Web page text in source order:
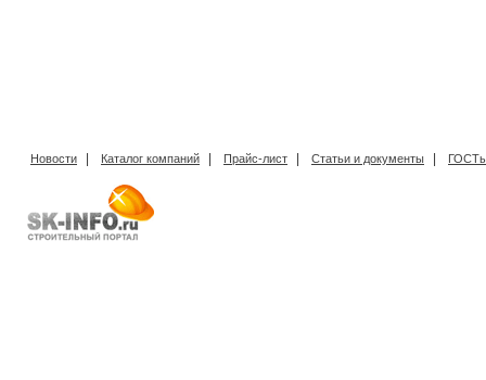
Новости | Каталог компаний | Прайс-лист | Статьи и документы |